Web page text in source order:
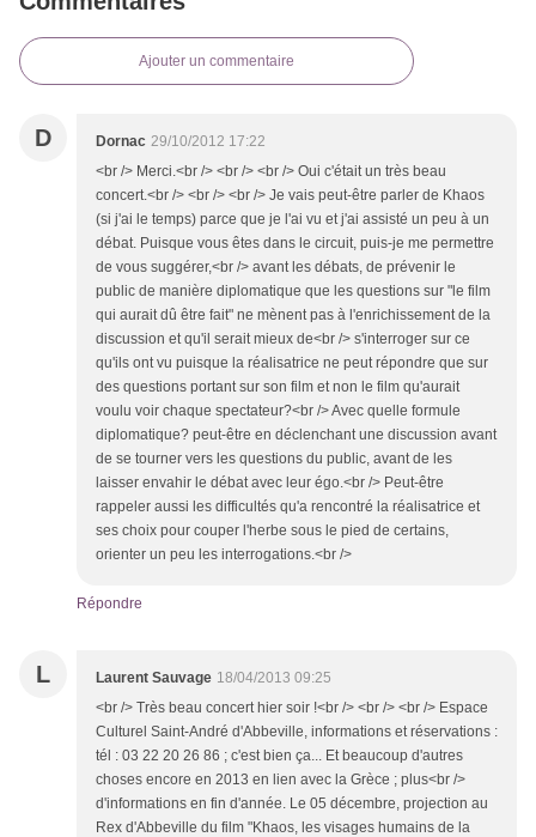
Ajouter un commentaire
D Dornac 29/10/2012 17:22
<br /> Merci.<br /> <br /> <br /> Oui c'était un très beau
concert.<br /> <br /> <br /> Je vais peut-être parler de Khaos
(si j'ai le temps) parce que je l'ai vu et j'ai assisté un peu à un
débat. Puisque vous êtes dans le circuit, puis-je me permettre
de vous suggérer,<br /> avant les débats, de prévenir le
public de manière diplomatique que les questions sur "le film
qui aurait dû être fait" ne mènent pas à l'enrichissement de la
discussion et qu'il serait mieux de<br /> s'interroger sur ce
qu'ils ont vu puisque la réalisatrice ne peut répondre que sur
des questions portant sur son film et non le film qu'aurait
voulu voir chaque spectateur?<br /> Avec quelle formule
diplomatique? peut-être en déclenchant une discussion avant
de se tourner vers les questions du public, avant de les
laisser envahir le débat avec leur égo.<br /> Peut-être
rappeler aussi les difficultés qu'a rencontré la réalisatrice et
ses choix pour couper l'herbe sous le pied de certains,
orienter un peu les interrogations.<br />
Répondre
L Laurent Sauvage 18/04/2013 09:25
<br /> Très beau concert hier soir !<br /> <br /> <br /> Espace
Culturel Saint-André d'Abbeville, informations et réservations :
tél : 03 22 20 26 86 ; c'est bien ça... Et beaucoup d'autres
choses encore en 2013 en lien avec la Grèce ; plus<br />
d'informations en fin d'année. Le 05 décembre, projection au
Rex d'Abbeville du film "Khaos, les visages humains de la